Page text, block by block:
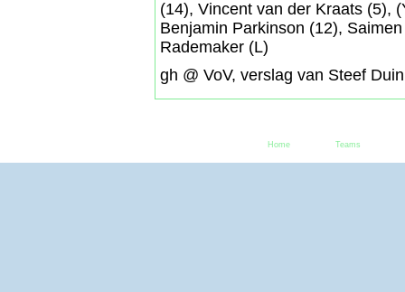
(14), Vincent van der Kraats (5),
Benjamin Parkinson (12),
Rademaker (L)
gh @ VoV, verslag van Steef
Home Teams